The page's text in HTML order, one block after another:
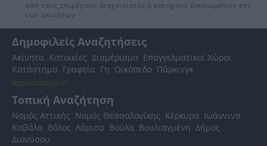
από τους επιμέρους διαχειριστές ή κατόχους δικαιωμάτων επί
των ακινήτων
Δημοφιλείς Αναζητήσεις
Ακίνητα Κατοικίες Διαμέρισμα Επαγγελματικοί Χώροι
Κατάστημα Γραφεία Γη Οικόπεδο Πάρκινγκ
περισσότερα >>
Τοπική Αναζήτηση
Νομός Αττικής Νομός Θεσσαλονίκης Κέρκυρα Ιωάννινα
Καβάλα Βόλος Λάρισα Βούλα Βουλιαγμένη Δήμος
Διονύσου